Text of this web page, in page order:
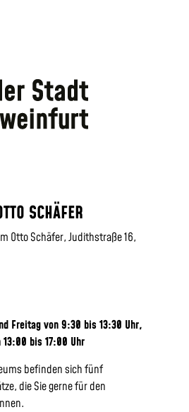
SCHÄFER
Otto Schäfer, Judithstraße 16,
Freitag von 9:30 bis 13:30 Uhr,
13:00 bis 17:00 Uhr
befinden sich fünf
die Sie gerne für den